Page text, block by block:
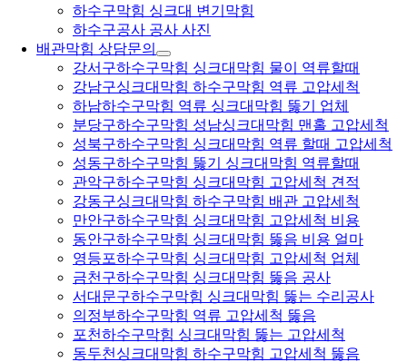
하수구막힘 싱크대 변기막힘
하수구공사 공사 사진
배관막힘 상담문의
강서구하수구막힘 싱크대막힘 물이 역류할때
강남구싱크대막힘 하수구막힘 역류 고압세척
하남하수구막힘 역류 싱크대막힘 뚫기 업체
분당구하수구막힘 성남싱크대막힘 맨홀 고압세척
성북구하수구막힘 싱크대막힘 역류 할때 고압세척
성동구하수구막힘 뚫기 싱크대막힘 역류할때
관악구하수구막힘 싱크대막힘 고압세척 견적
강동구싱크대막힘 하수구막힘 배관 고압세척
만안구하수구막힘 싱크대막힘 고압세척 비용
동안구하수구막힘 싱크대막힘 뚫음 비용 얼마
영등포하수구막힘 싱크대막힘 고압세척 업체
금천구하수구막힘 싱크대막힘 뚫음 공사
서대문구하수구막힘 싱크대막힘 뚫는 수리공사
의정부하수구막힘 역류 고압세척 뚫음
포천하수구막힘 싱크대막힘 뚫는 고압세척
동두천싱크대막힘 하수구막힘 고압세척 뚫음